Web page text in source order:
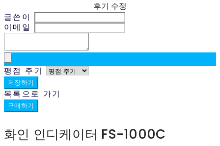
후기 수정
글쓴이
이메일
평점 주기
저장하기
목록으로 가기
구매하기
화인 인디케이터 FS-1000C